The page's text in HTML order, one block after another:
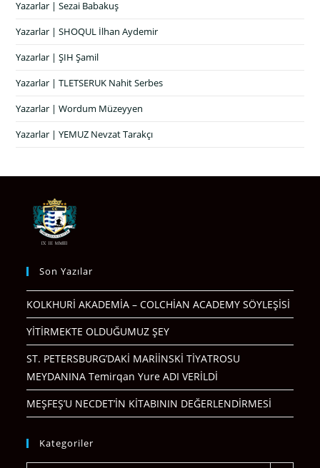
Yazarlar | Sezai Babakuş
Yazarlar | SHOQUL İlhan Aydemir
Yazarlar | ŞIH Şamil
Yazarlar | TLETSERUK Nahit Serbes
Yazarlar | Wordum Müzeyyen
Yazarlar | YEMUZ Nevzat Tarakçı
Son Yazılar
KOLKHURİ AKADEMİA – COLCHİAN ACADEMY SÖYLEŞİSİ
YİTİRMEKTE OLDUĞUMUZ ŞEY
ST. PETERSBURG’DAKİ MARİİNSKİ TİYATROSU
MEYDANINA Temirqan Yure ADI VERİLDİ
MEŞFEŞ’U NECDET’İN KİTABININ DEĞERLENDİRMESİ
Kategoriler